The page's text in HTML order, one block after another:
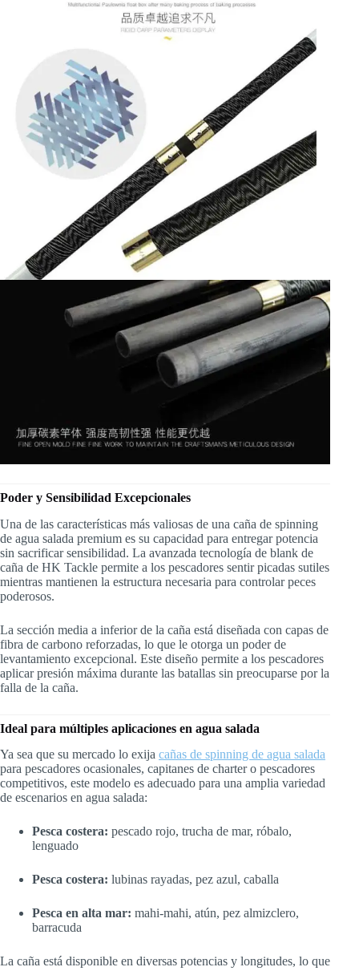
Poder y Sensibilidad Excepcionales
Una de las características más valiosas de una caña de spinning
de agua salada premium es su capacidad para entregar potencia
sin sacrificar sensibilidad. La avanzada tecnología de blank de
caña de HK Tackle permite a los pescadores sentir picadas sutiles
mientras mantienen la estructura necesaria para controlar peces
poderosos.
La sección media a inferior de la caña está diseñada con capas de
fibra de carbono reforzadas, lo que le otorga un poder de
levantamiento excepcional. Este diseño permite a los pescadores
aplicar presión máxima durante las batallas sin preocuparse por la
falla de la caña.
Ideal para múltiples aplicaciones en agua salada
Ya sea que su mercado lo exija cañas de spinning de agua salada
para pescadores ocasionales, capitanes de charter o pescadores
competitivos, este modelo es adecuado para una amplia variedad
de escenarios en agua salada:
Pesca costera: pescado rojo, trucha de mar, róbalo,
lenguado
Pesca costera: lubinas rayadas, pez azul, caballa
Pesca en alta mar: mahi-mahi, atún, pez almizclero,
barracuda
La caña está disponible en diversas potencias y longitudes, lo que